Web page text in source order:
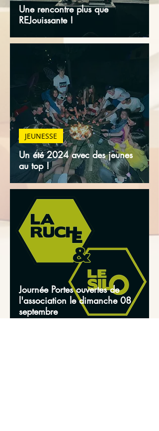
Une rencontre plus que
REJouissante !
Un été 2024 avec des jeunes
au top !
JEUNESSE
Journée Portes ouvertes de
l'association le dimanche 08
septembre